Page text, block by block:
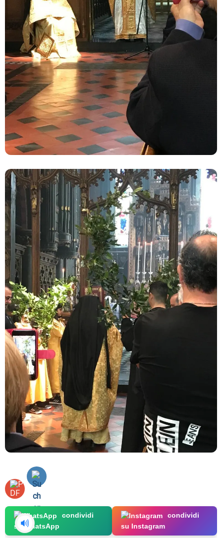
condividi
su WhatsApp
condividi
su Instagram